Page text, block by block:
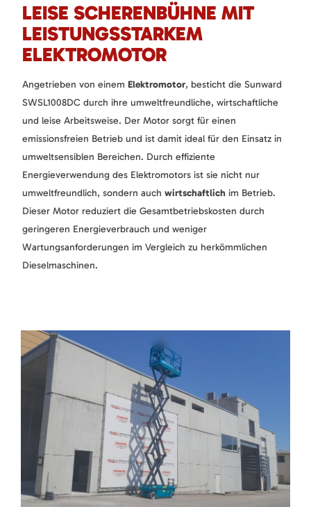
LEISE SCHERENBÜHNE MIT
LEISTUNGSSTARKEM
ELEKTROMOTOR
Angetrieben von einem Elektromotor, besticht die Sunward
SWSL1008DC durch ihre umweltfreundliche, wirtschaftliche
und leise Arbeitsweise. Der Motor sorgt für einen
emissionsfreien Betrieb und ist damit ideal für den Einsatz in
umweltsensiblen Bereichen. Durch effiziente
Energieverwendung des Elektromotors ist sie nicht nur
umweltfreundlich, sondern auch wirtschaftlich im Betrieb.
Dieser Motor reduziert die Gesamtbetriebskosten durch
geringeren Energieverbrauch und weniger
Wartungsanforderungen im Vergleich zu herkömmlichen
Dieselmaschinen.